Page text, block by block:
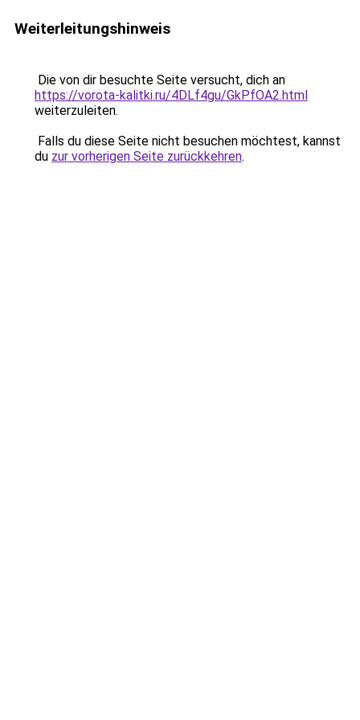
Weiterleitungshinweis
Die von dir besuchte Seite versucht, dich an
https://vorota-kalitki.ru/4DLf4gu/GkPfOA2.html
weiterzuleiten.
Falls du diese Seite nicht besuchen möchtest, kannst
du zur vorherigen Seite zurückkehren.